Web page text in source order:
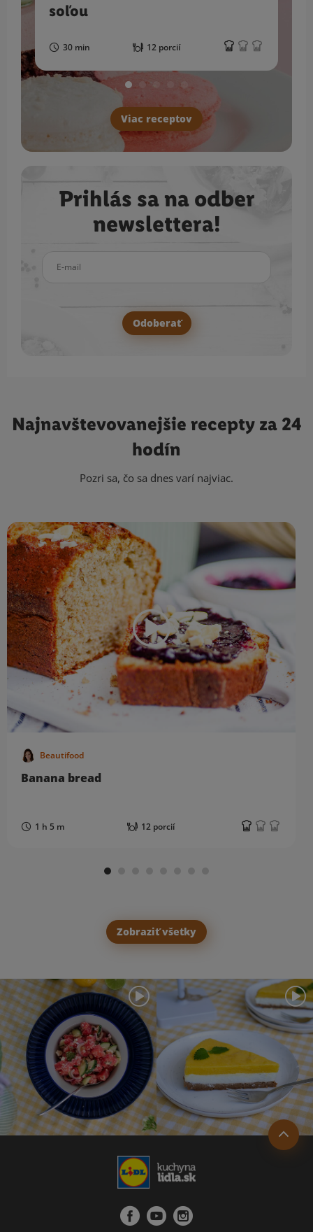
soľou
30 min 12 porcií
Viac receptov
Prihlás sa na odber
newslettera!
Odoberať
Najnavštevovanejšie recepty za 24
hodín
Pozri sa, čo sa dnes varí najviac.
Beautifood
Banana bread
1 h 5 m 12 porcií
Zobraziť všetky